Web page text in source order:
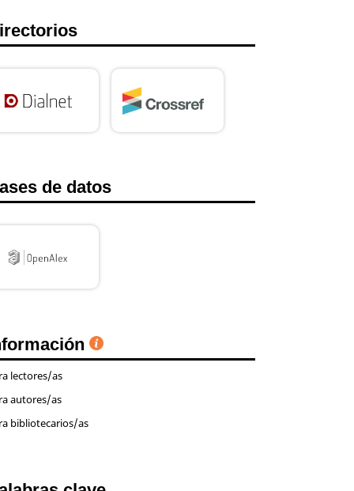
de datos
lectores/as
autores/as
bibliotecarios/as